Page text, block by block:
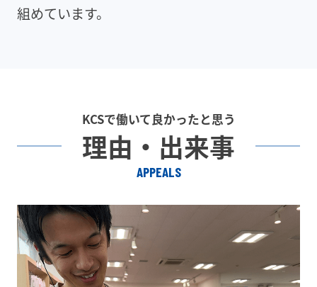
組めています。
KCSで働いて良かったと思う
理由・出来事
APPEALS